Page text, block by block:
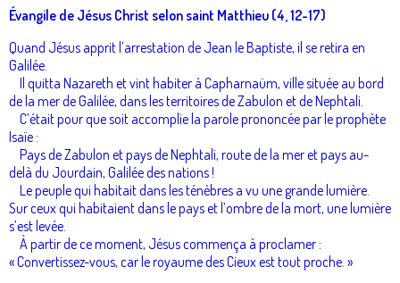
Évangile de Jésus Christ selon saint Matthieu (4, 12-17)
Quand Jésus apprit l’arrestation de Jean le Baptiste, il se retira en
Galilée.
Il quitta Nazareth et vint habiter à Capharnaüm, ville située au bord
de la mer de Galilée, dans les territoires de Zabulon et de Nephtali.
C’était pour que soit accomplie la parole prononcée par le prophète
Isaïe :
Pays de Zabulon et pays de Nephtali, route de la mer et pays au-
delà du Jourdain, Galilée des nations !
Le peuple qui habitait dans les ténèbres a vu une grande lumière.
Sur ceux qui habitaient dans le pays et l’ombre de la mort, une lumière
s’est levée.
À partir de ce moment, Jésus commença à proclamer :
« Convertissez-vous, car le royaume des Cieux est tout proche. »